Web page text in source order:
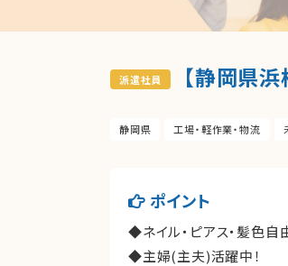
派遣社員 【静岡県
静岡県 工場・軽作業・物流
ポイント
◆ネイル・ピアス・髪色自
◆主婦(主夫)活躍中！